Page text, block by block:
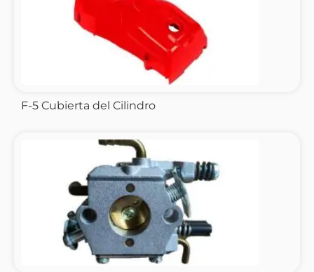
F-5 Cubierta del Cilindro